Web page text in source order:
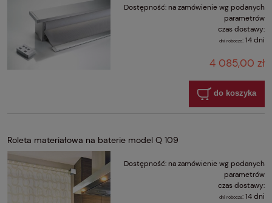
Dostępność: na zamówienie wg podanych
parametrów
czas dostawy:
dni robocze:14 dni
4 085,00 zł
do koszyka
Roleta materiałowa na baterie model Q 109
Dostępność: na zamówienie wg podanych
parametrów
czas dostawy:
dni robocze:14 dni